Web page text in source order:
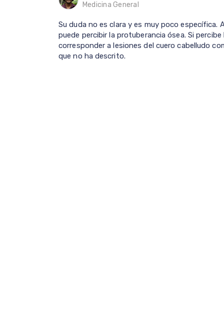
Medicina General
Su duda no es clara y es muy poco
puede percibir la protuberancia ósea. Si
corresponder a lesiones del cuero cabelludo
que no ha descrito.